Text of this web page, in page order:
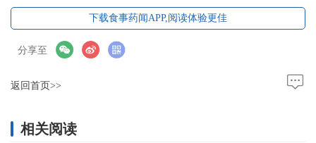
下载食事药闻APP,阅读体验更佳
分享至
返回首页>>
相关阅读